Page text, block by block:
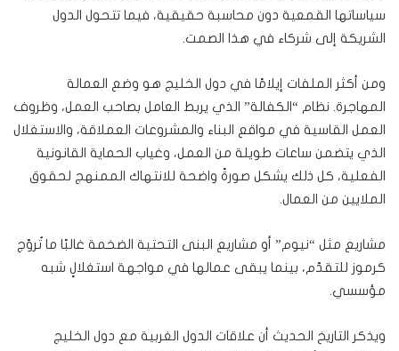
سياساتها القمعية دون محاسبة حقيقية، فيما تتحول الدول
الشريكة إلى شركاء في هذا الصمت.
ومن أكثر الملفات إيلامًا في دول الخليج هو وضع العمالة
المهاجرة. نظام “الكفالة” الذي يربط العامل بصاحب العمل، وظروف
العمل القاسية في مواقع البناء والمشروعات العملاقة، والاستغلال
الذي يتضمن ساعات طويلة من العمل، وغياب الحماية القانونية
الفعلية، كل ذلك يشكل صورةً واضحة للانتهاك الممنهج لحقوق
الملايين من العمال.
مشاريع مثل “نيوم” أو مشاريع البنى التحتية الضخمة غالبًا ما تُروّج
كرموز للتقدّم، بينما يبقى عمالها في مواجهة استغلالٍ شبه
مؤسسي.
ويذكر التاريخ الحديث أن علاقات الدول الغربية مع دول الخليج